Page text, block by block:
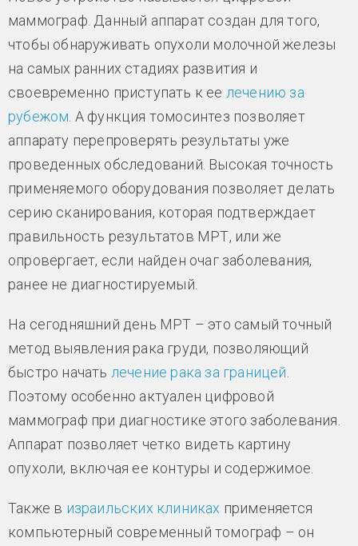
маммограф. Данный аппарат создан для того,
чтобы обнаруживать опухоли молочной железы
на самых ранних стадиях развития и
своевременно приступать к ее лечению за
рубежом . А функция томосинтез позволяет
аппарату перепроверять результаты уже
проведенных обследований. Высокая точность
применяемого оборудования позволяет делать
серию сканирования, которая подтверждает
правильность результатов МРТ, или же
опровергает, если найден очаг заболевания,
ранее не диагностируемый.
На сегодняшний день МРТ – это самый точный
метод выявления рака груди, позволяющий
быстро начать лечение рака за границей
Поэтому особенно актуален цифровой
маммограф при диагностике этого заболевания.
Аппарат позволяет четко видеть картину
опухоли, включая ее контуры и содержимое.
Также в израильских клиниках применяется
компьютерный современный томограф – он